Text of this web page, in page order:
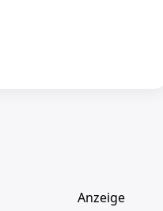
Anzeige